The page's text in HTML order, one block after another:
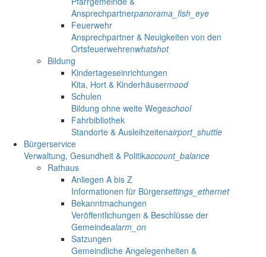
Ansprechpartnerpanorama_fish_eye
Feuerwehr
Ansprechpartner & Neuigkeiten von den
Ortsfeuerwehrenwhatshot
Bildung
Kindertageseinrichtungen
Kita, Hort & Kinderhäusermood
Schulen
Bildung ohne weite Wegeschool
Fahrbibliothek
Standorte & Ausleihzeitenairport_shuttle
Bürgerservice
Verwaltung, Gesundheit & Politikaccount_balance
Rathaus
Anliegen A bis Z
Informationen für Bürgersettings_ethernet
Bekanntmachungen
Veröffentlichungen & Beschlüsse der
Gemeindealarm_on
Satzungen
Gemeindliche Angelegenheiten &